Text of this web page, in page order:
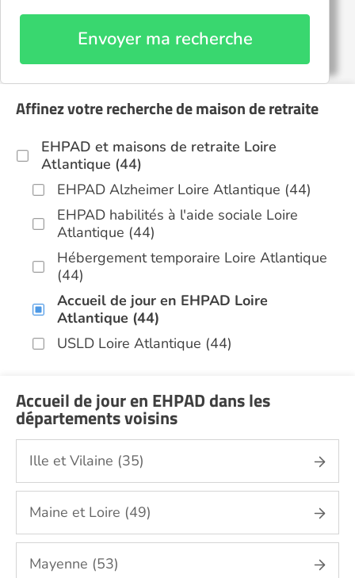
Envoyer ma recherche
Affinez votre recherche de maison de retraite
EHPAD et maisons de retraite Loire
Atlantique (44)
EHPAD Alzheimer Loire Atlantique (44)
EHPAD habilités à l'aide sociale Loire
Atlantique (44)
Hébergement temporaire Loire Atlantique
(44)
Accueil de jour en EHPAD Loire
Atlantique (44)
USLD Loire Atlantique (44)
Accueil de jour en EHPAD dans les
départements voisins
Ille et Vilaine (35)
Maine et Loire (49)
Mayenne (53)